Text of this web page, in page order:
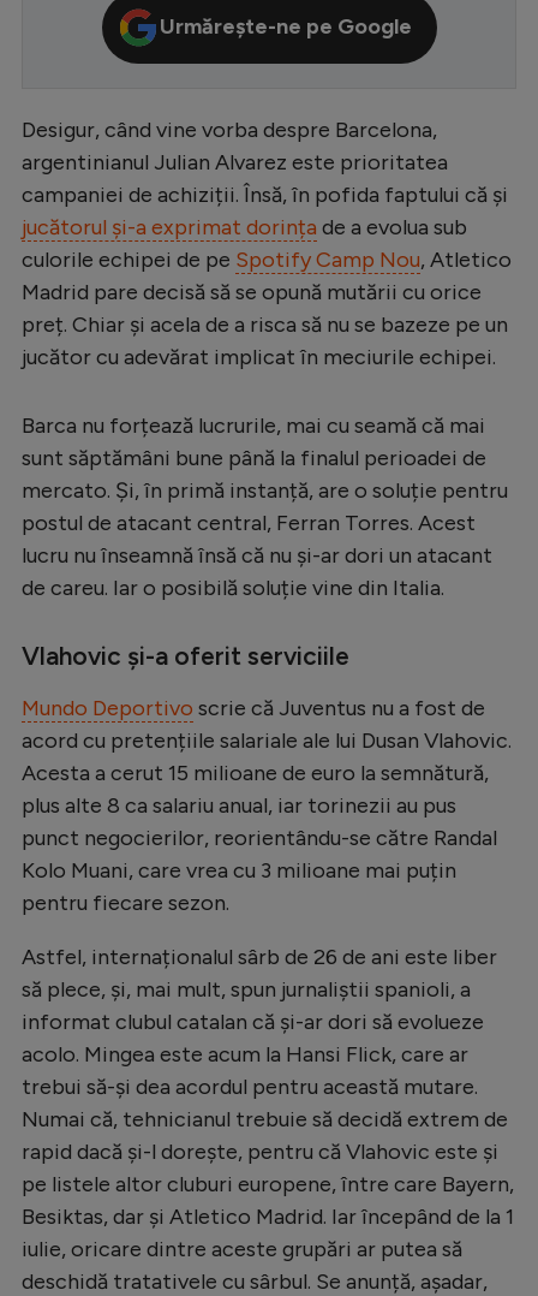
CM 2026
LaLiga
Serie A
Bundesliga
Ligue 1
Campionate
Starurile fotbalului
Stranieri
Clasamente
Tenis
Handbal
Formula 1
Gimnastică
Auto
Rugby
Ciclism
Alte sporturi
JO 2024
JO 2026
Intră în cont
Creează cont
Urmărește-ne pe Google
Desigur, când vine vorba despre Barcelona,
argentinianul Julian Alvarez este prioritatea
campaniei de achiziții. Însă, în pofida faptului că și
jucătorul și-a exprimat dorința de a evolua sub
culorile echipei de pe Spotify Camp Nou, Atletico
Madrid pare decisă să se opună mutării cu orice
preț. Chiar și acela de a risca să nu se bazeze pe un
jucător cu adevărat implicat în meciurile echipei.
Barca nu forțează lucrurile, mai cu seamă că mai
sunt săptămâni bune până la finalul perioadei de
mercato. Și, în primă instanță, are o soluție pentru
postul de atacant central, Ferran Torres. Acest
lucru nu înseamnă însă că nu și-ar dori un atacant
de careu. Iar o posibilă soluție vine din Italia.
Vlahovic și-a oferit serviciile
Mundo Deportivo scrie că Juventus nu a fost de
acord cu pretențiile salariale ale lui Dusan Vlahovic.
Acesta a cerut 15 milioane de euro la semnătură,
plus alte 8 ca salariu anual, iar torinezii au pus
punct negocierilor, reorientându-se către Randal
Kolo Muani, care vrea cu 3 milioane mai puțin
pentru fiecare sezon.
Astfel, internaționalul sârb de 26 de ani este liber
să plece, și, mai mult, spun jurnaliștii spanioli, a
informat clubul catalan că și-ar dori să evolueze
acolo. Mingea este acum la Hansi Flick, care ar
trebui să-și dea acordul pentru această mutare.
Numai că, tehnicianul trebuie să decidă extrem de
rapid dacă și-l dorește, pentru că Vlahovic este și
pe listele altor cluburi europene, între care Bayern,
Besiktas, dar și Atletico Madrid. Iar începând de la 1
iulie, oricare dintre aceste grupări ar putea să
deschidă tratativele cu sârbul. Se anunță, așadar,